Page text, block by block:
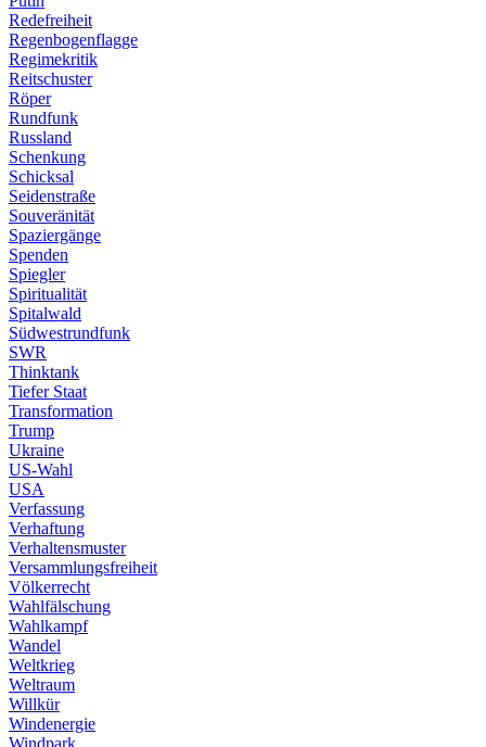
Redefreiheit
Regenbogenflagge
Regimekritik
Reitschuster
Röper
Rundfunk
Russland
Schenkung
Schicksal
Seidenstraße
Souveränität
Spaziergänge
Spenden
Spiegler
Spiritualität
Spitalwald
Südwestrundfunk
SWR
Thinktank
Tiefer Staat
Transformation
Trump
Ukraine
US-Wahl
USA
Verfassung
Verhaftung
Verhaltensmuster
Versammlungsfreiheit
Völkerrecht
Wahlfälschung
Wahlkampf
Wandel
Weltkrieg
Weltraum
Willkür
Windenergie